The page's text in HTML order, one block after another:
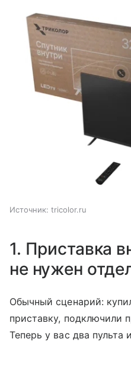
Источник: tricolor.ru
1. Приставка
не нужен
Обычный сценарий:
приставку, подключили
Теперь у вас два пульта